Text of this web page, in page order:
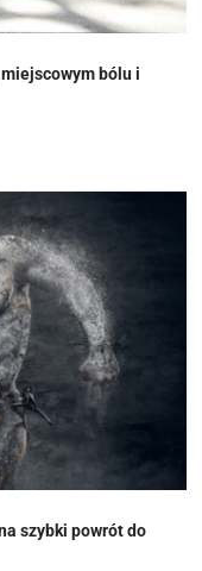
bólu i
szybki powrót do